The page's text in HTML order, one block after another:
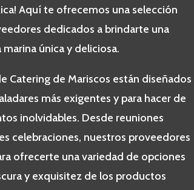
Aquí te ofrecemos una selección
dedicados a brindarte una
única y deliciosa.
Catering de Mariscos están diseñados
más exigentes y para hacer de
inolvidables. Desde reuniones
celebraciones, nuestros proveedores
ofrecerte una variedad de opciones
y exquisitez de los productos